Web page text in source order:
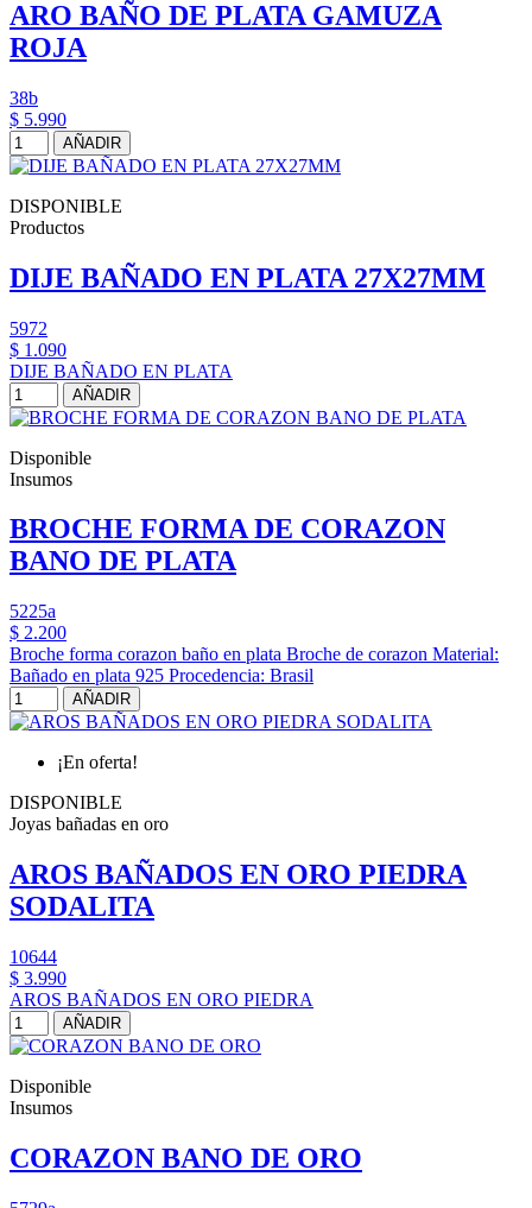
ARO BAÑO DE PLATA GAMUZA
ROJA
38b
$ 5.990
AÑADIR
DISPONIBLE
Productos
DIJE BAÑADO EN PLATA 27X27MM
5972
$ 1.090
DIJE BAÑADO EN PLATA
AÑADIR
Disponible
Insumos
BROCHE FORMA DE CORAZON
BANO DE PLATA
5225a
$ 2.200
Broche forma corazon baño en plata Broche de corazon Material:
Bañado en plata 925 Procedencia: Brasil
AÑADIR
¡En oferta!
DISPONIBLE
Joyas bañadas en oro
AROS BAÑADOS EN ORO PIEDRA
SODALITA
10644
$ 3.990
AROS BAÑADOS EN ORO PIEDRA
AÑADIR
Disponible
Insumos
CORAZON BANO DE ORO